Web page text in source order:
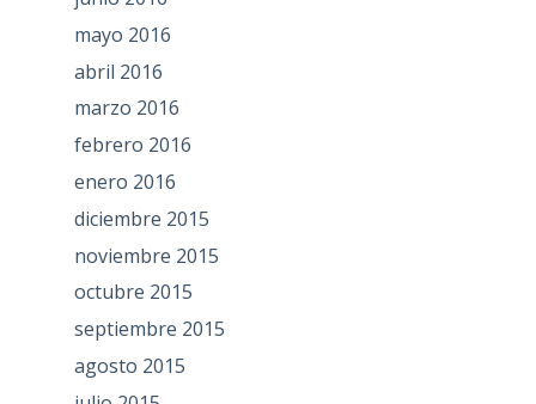
mayo 2016
abril 2016
marzo 2016
febrero 2016
enero 2016
diciembre 2015
noviembre 2015
octubre 2015
septiembre 2015
agosto 2015